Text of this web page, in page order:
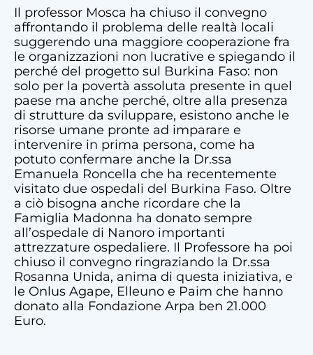
Il professor Mosca ha chiuso il convegno
affrontando il problema delle realtà locali
suggerendo una maggiore cooperazione fra
le organizzazioni non lucrative e spiegando il
perché del progetto sul Burkina Faso: non
solo per la povertà assoluta presente in quel
paese ma anche perché, oltre alla presenza
di strutture da sviluppare, esistono anche le
risorse umane pronte ad imparare e
intervenire in prima persona, come ha
potuto confermare anche la Dr.ssa
Emanuela Roncella che ha recentemente
visitato due ospedali del Burkina Faso. Oltre
a ciò bisogna anche ricordare che la
Famiglia Madonna ha donato sempre
all’ospedale di Nanoro importanti
attrezzature ospedaliere. Il Professore ha poi
chiuso il convegno ringraziando la Dr.ssa
Rosanna Unida, anima di questa iniziativa, e
le Onlus Agape, Elleuno e Paim che hanno
donato alla Fondazione Arpa ben 21.000
Euro.